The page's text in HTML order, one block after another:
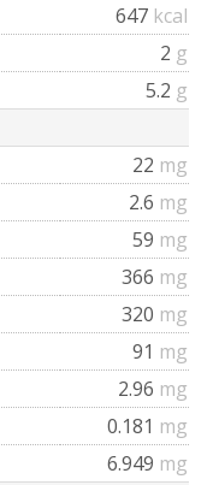
647 kcal
2 g
5.2 g
22 mg
2.6 mg
59 mg
366 mg
320 mg
91 mg
2.96 mg
0.181 mg
6.949 mg